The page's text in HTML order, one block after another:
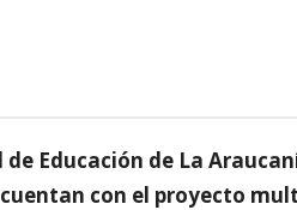
Educación de La
con el proyecto